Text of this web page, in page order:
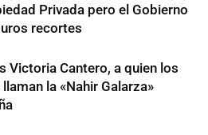
Privada pero el Gobierno
recortes
Victoria Cantero, a quien los
la «Nahir Galarza»